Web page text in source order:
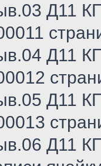
Д11
Д11
Д11
Д11